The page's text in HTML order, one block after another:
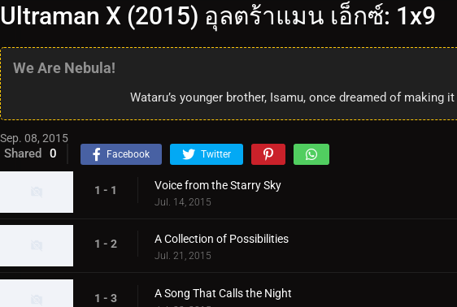
Ultraman X (2015) อุลตร้าแมน เอ็กซ์: 1x9
We Are Nebula!
Wataru’s younger brother, Isamu, once dreamed of
Sep. 08, 2015
Shared 0 Facebook Twitter
1 - 1 Voice from the Starry Sky
Jul. 14, 2015
1 - 2 A Collection of Possibilities
Jul. 21, 2015
1 - 3 A Song That Calls the Night